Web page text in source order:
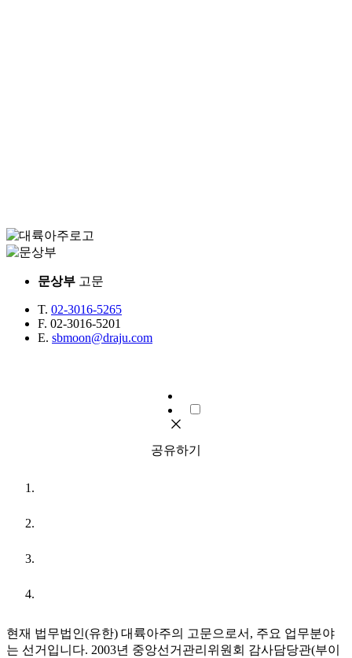
문상부 고문
T. 02-3016-5265
F. 02-3016-5201
E. sbmoon@draju.com
공유하기
현재 법무법인(유한) 대륙아주의 고문으로서, 주요 업무분야
는 선거입니다. 2003년 중앙선거관리위원회 감사담당관(부이